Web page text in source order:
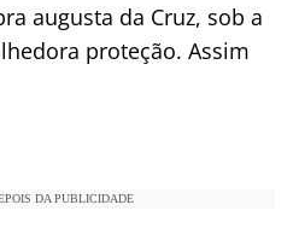
augusta da Cruz, sob a
proteção. Assim
DA PUBLICIDADE